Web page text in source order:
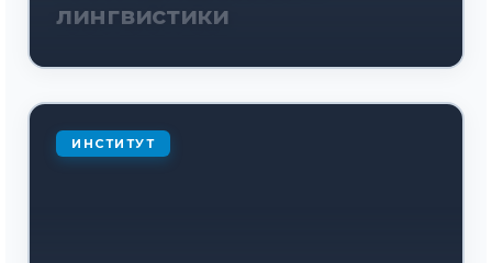
лингвистики
ИНСТИТУТ